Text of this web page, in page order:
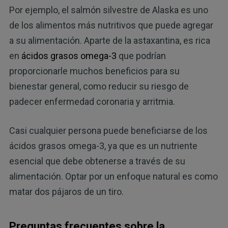
Por ejemplo, el salmón silvestre de Alaska es uno
de los alimentos más nutritivos que puede agregar
a su alimentación. Aparte de la astaxantina, es rica
en ácidos grasos omega-3 que podrían
proporcionarle muchos beneficios para su
bienestar general, como reducir su riesgo de
padecer enfermedad coronaria y arritmia.
Casi cualquier persona puede beneficiarse de los
ácidos grasos omega-3, ya que es un nutriente
esencial que debe obtenerse a través de su
alimentación. Optar por un enfoque natural es como
matar dos pájaros de un tiro.